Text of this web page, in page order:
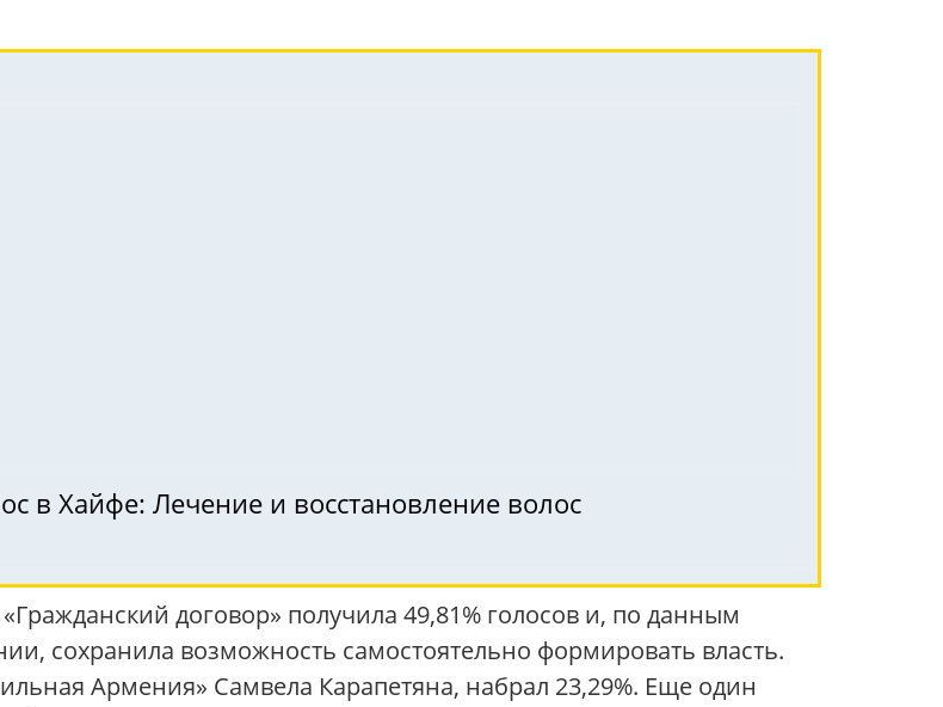
в Хайфе: Лечение и восстановление волос
договор» получила 49,81% голосов и, по данным
сохранила возможность самостоятельно формировать власть.
Армения» Самвела Карапетяна, набрал 23,29%. Еще один